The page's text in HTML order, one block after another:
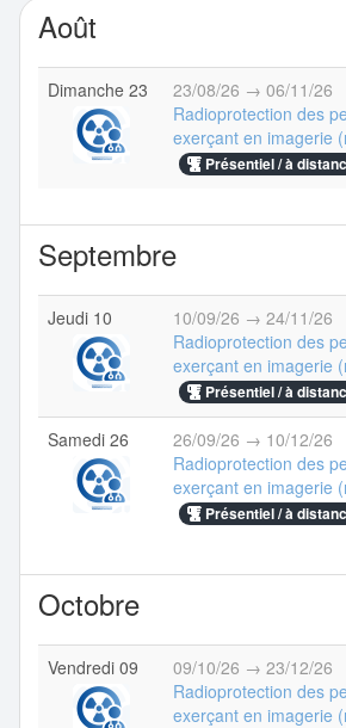
Août
Dimanche 23
23/08/26 → 06/11/26
Radioprotection des
exerçant en imagerie
Présentiel / à
Septembre
Jeudi 10
10/09/26 → 24/11/26
Radioprotection des
exerçant en imagerie
Présentiel / à
Samedi 26
26/09/26 → 10/12/26
Radioprotection des
exerçant en imagerie
Présentiel / à
Octobre
Vendredi 09
09/10/26 → 23/12/26
Radioprotection des
exerçant en imagerie